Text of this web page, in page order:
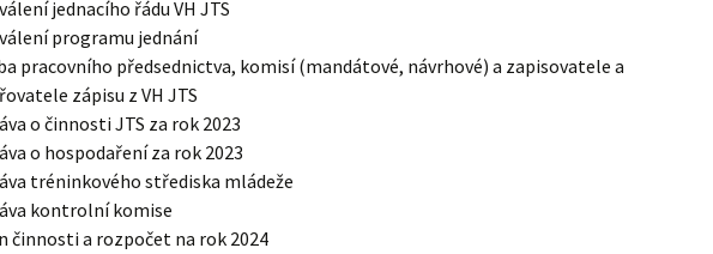
jednacího řádu VH JTS
programu jednání
pracovního předsednictva, komisí (mandátové, návrhové) a zapisovatele a
zápisu z VH JTS
o činnosti JTS za rok 2023
o hospodaření za rok 2023
tréninkového střediska mládeže
kontrolní komise
činnosti a rozpočet na rok 2024